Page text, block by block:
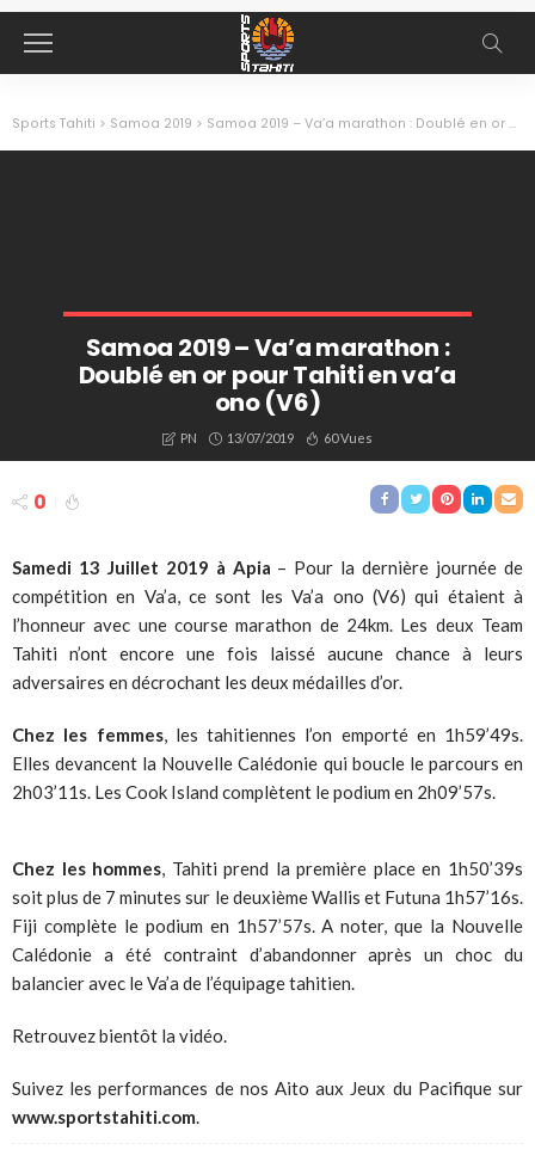
Sports Tahiti > Samoa 2019 > Samoa 2019 – Va’a marathon : Doublé en or pour Tahiti en va’a ono (V6)
Samoa 2019 – Va’a marathon :
Doublé en or pour Tahiti en va’a
ono (V6)
PN 13/07/2019 60 Vues
0
Samedi 13 Juillet 2019 à Apia – Pour la dernière journée de
compétition en Va’a, ce sont les Va’a ono (V6) qui étaient à
l’honneur avec une course marathon de 24km. Les deux Team
Tahiti n’ont encore une fois laissé aucune chance à leurs
adversaires en décrochant les deux médailles d’or.
Chez les femmes, les tahitiennes l’on emporté en 1h59’49s.
Elles devancent la Nouvelle Calédonie qui boucle le parcours en
2h03’11s. Les Cook Island complètent le podium en 2h09’57s.
Chez les hommes, Tahiti prend la première place en 1h50’39s
soit plus de 7 minutes sur le deuxième Wallis et Futuna 1h57’16s.
Fiji complète le podium en 1h57’57s. A noter, que la Nouvelle
Calédonie a été contraint d’abandonner après un choc du
balancier avec le Va’a de l’équipage tahitien.
Retrouvez bientôt la vidéo.
Suivez les performances de nos Aito aux Jeux du Pacifique sur
www.sportstahiti.com.